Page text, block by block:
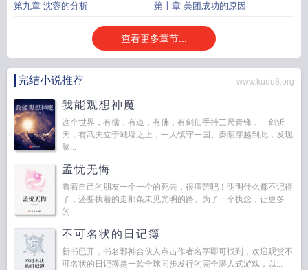
第九章 沈蓉的分析 第十章 美团成功的原因
查看更多章节...
完结小说推荐 www.kudu8.org
我能观想神魔
这个世界，有儒，有道，有佛，有剑仙手持三尺青锋，一剑斩
天，有武夫立于城墙之上，一人镇守一国。秦陌穿越到此，发现
脑...
孟忧无悔
看着自己的朋友一个一个的死去，很痛苦吧！明明什么都不记得
了，还要执着的走那条未见光明的路。为了一个执念，让更多
的...
不可名状的日记簿
新书已开，书名邪神合伙人点击作者名字即可找到，欢迎观赏不
可名状的日记簿是一款全球同步发行的完全潜入式游戏，以...